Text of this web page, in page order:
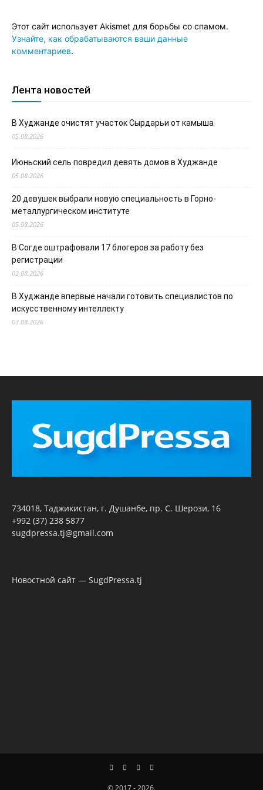
Этот сайт использует Akismet для борьбы со спамом.
Узнайте, как обрабатываются ваши данные
комментариев.
Лента новостей
В Худжанде очистят участок Сырдарьи от камыша
05.08.2026
Июньский сель повредил девять домов в Худжанде
05.08.2026
20 девушек выбрали новую специальность в Горно-
металлургическом институте
05.08.2026
В Согде оштрафовали 17 блогеров за работу без
регистрации
03.08.2026
В Худжанде впервые начали готовить специалистов по
искусственному интеллекту
03.08.2026
734018, Таджикистан, г. Душанбе, пр. С. Шерози, 16
+992 (37) 238 5877
sugdpressa.tj@gmail.com
Новостной сайт — SugdPressa.tj